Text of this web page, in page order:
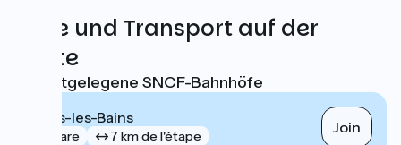
Züge und Transport auf der
Route
Nächstgelegene SNCF-Bahnhöfe
Bains-les-Bains
gare 7 km de l'étape Join